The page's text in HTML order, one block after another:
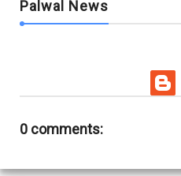
Palwal News
0 comments: